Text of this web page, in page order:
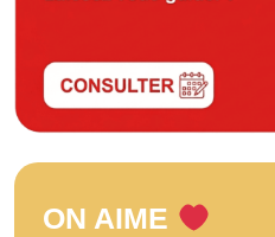
ON AIME